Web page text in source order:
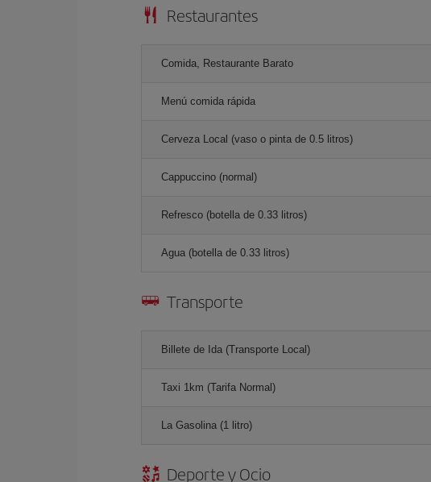
Restaurantes
Comida, Restaurante Barato
Menú comida rápida
Cerveza Local (vaso o pinta de 0.5 litros)
Cappuccino (normal)
Refresco (botella de 0.33 litros)
Agua (botella de 0.33 litros)
Transporte
Billete de Ida (Transporte Local)
Taxi 1km (Tarifa Normal)
La Gasolina (1 litro)
Deporte y Ocio